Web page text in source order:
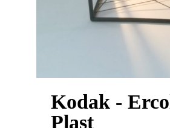
Kodak -
Plast